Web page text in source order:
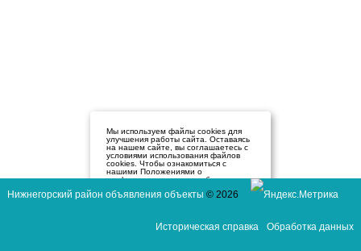
Мы используем файлы cookies для
улучшения работы сайта. Оставаясь
на нашем сайте, вы соглашаетесь с
условиями использования файлов
cookies. Чтобы ознакомиться с
нашими Положениями о
конфиденциальности и об
нажмите здесь.
Нижнегорский район объявления объекты © 2026
Историческая справка Обработка данных